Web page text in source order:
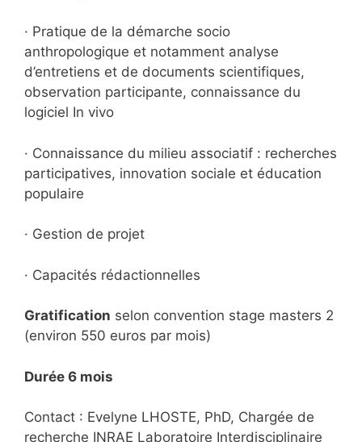
· Pratique de la démarche socio
anthropologique et notamment analyse
d’entretiens et de documents scientifiques,
observation participante, connaissance du
logiciel In vivo
· Connaissance du milieu associatif : recherches
participatives, innovation sociale et éducation
populaire
· Gestion de projet
· Capacités rédactionnelles
Gratification selon convention stage masters 2
(environ 550 euros par mois)
Durée 6 mois
Contact : Evelyne LHOSTE, PhD, Chargée de
recherche INRAE Laboratoire Interdisciplinaire